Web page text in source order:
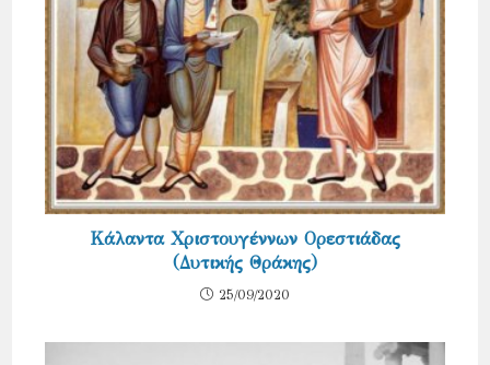
Κάλαντα Χριστουγέννων Ορεστιάδας
(Δυτικής Θράκης)
25/09/2020